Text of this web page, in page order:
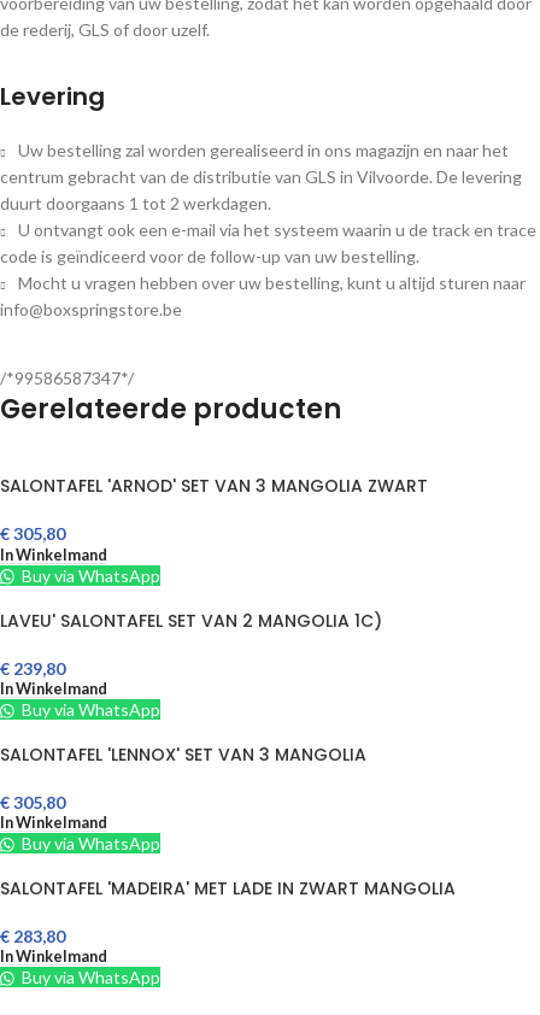
de rederij, GLS of door uzelf.
Levering
Uw bestelling zal worden gerealiseerd in ons magazijn en naar het
centrum gebracht van de distributie van GLS in Vilvoorde. De levering
duurt doorgaans 1 tot 2 werkdagen.
U ontvangt ook een e-mail via het systeem waarin u de track en trace
code is geïndiceerd voor de follow-up van uw bestelling.
Mocht u vragen hebben over uw bestelling, kunt u altijd sturen naar
info@boxspringstore.be
/*99586587347*/
Gerelateerde producten
SALONTAFEL 'ARNOD' SET VAN 3 MANGOLIA ZWART
€305,80
In Winkelmand
Buy via WhatsApp
LAVEU' SALONTAFEL SET VAN 2 MANGOLIA 1C)
€ 239,80
In Winkelmand
Buy via WhatsApp
SALONTAFEL 'LENNOX' SET VAN 3 MANGOLIA
€305,80
In Winkelmand
Buy via WhatsApp
SALONTAFEL 'MADEIRA' MET LADE IN ZWART MANGOLIA
€ 283,80
In Winkelmand
Buy via WhatsApp